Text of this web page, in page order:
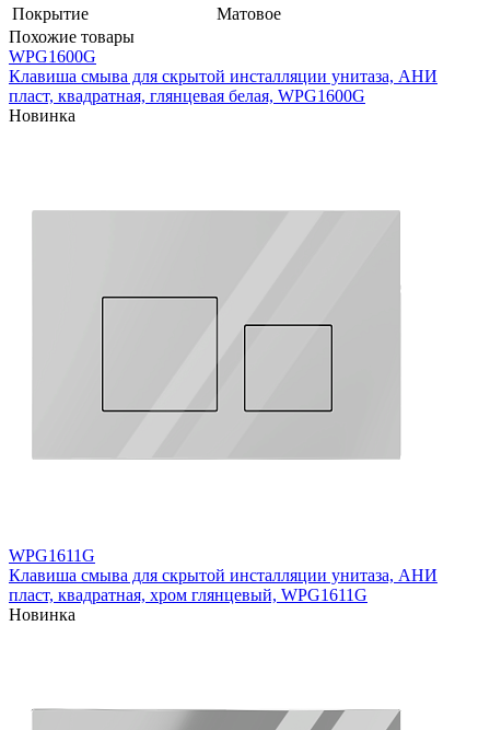
Покрытие
Матовое
Похожие товары
WPG1600G
Клавиша смыва для скрытой инсталляции унитаза, АНИ
пласт, квадратная, глянцевая белая, WPG1600G
Новинка
WPG1611G
Клавиша смыва для скрытой инсталляции унитаза, АНИ
пласт, квадратная, хром глянцевый, WPG1611G
Новинка